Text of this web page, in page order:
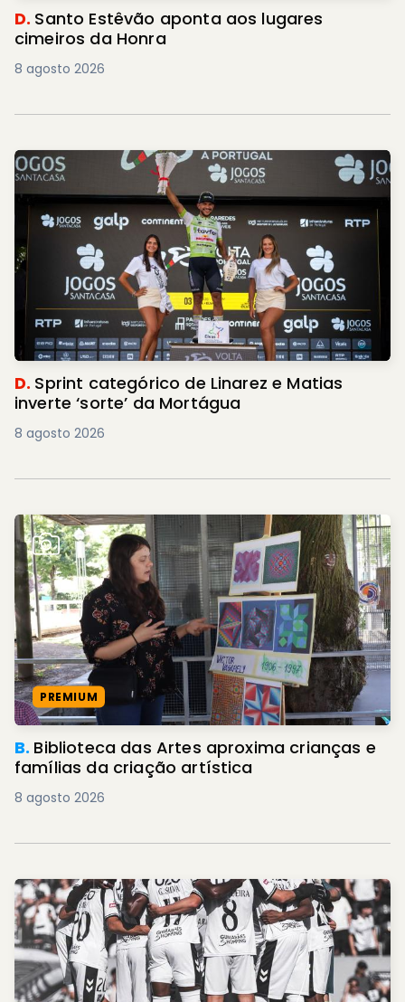
D. Santo Estêvão aponta aos lugares
cimeiros da Honra
8 agosto 2026
D. Sprint categórico de Linarez e Matias
inverte ‘sorte’ da Mortágua
8 agosto 2026
PREMIUM
B. Biblioteca das Artes aproxima crianças e
famílias da criação artística
8 agosto 2026